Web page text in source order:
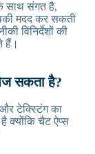
साथ संगत है,
मदद कर सकती
विनिर्देशों की
हैं।
सकता है?
टेक्स्टिंग का
क्योंकि चैट ऐप्स